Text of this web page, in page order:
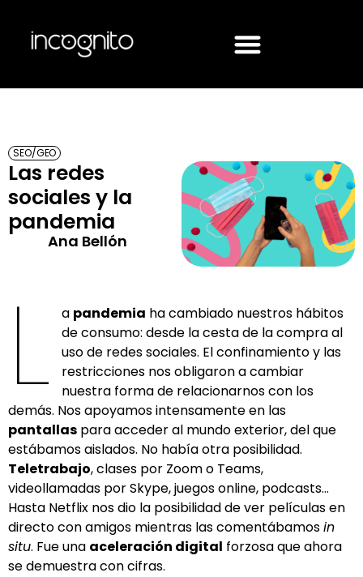
SEO/GEO
Las redes
sociales y la
pandemia
Ana Bellón
L a pandemia ha cambiado nuestros hábitos
de consumo: desde la cesta de la compra al
uso de redes sociales. El confinamiento y las
restricciones nos obligaron a cambiar
nuestra forma de relacionarnos con los
demás. Nos apoyamos intensamente en las
pantallas para acceder al mundo exterior, del que
estábamos aislados. No había otra posibilidad.
Teletrabajo, clases por Zoom o Teams,
videollamadas por Skype, juegos online, podcasts…
Hasta Netflix nos dio la posibilidad de ver películas en
directo con amigos mientras las comentábamosin
situ. Fue una aceleración digital forzosa que ahora
se demuestra con cifras.